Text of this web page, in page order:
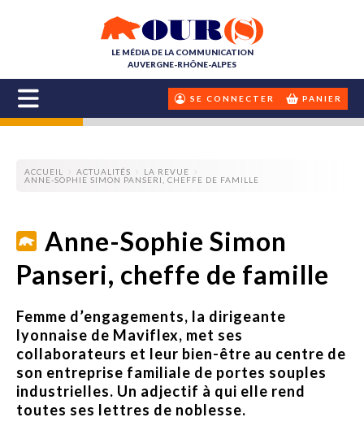
LE MÉDIA DE LA COMMUNICATION
AUVERGNE-RHÔNE-ALPES
SE CONNECTER PANIER
ACCUEIL ACTUALITÉS
LA REVUE
ANNE-SOPHIE SIMON PANSERI, CHEFFE DE FAMILLE
Anne-Sophie Simon
Panseri, cheffe de famille
Femme d’engagements, la dirigeante
lyonnaise de Maviflex, met ses
collaborateurs et leur bien-être au centre de
son entreprise familiale de portes souples
industrielles. Un adjectif à qui elle rend
toutes ses lettres de noblesse.